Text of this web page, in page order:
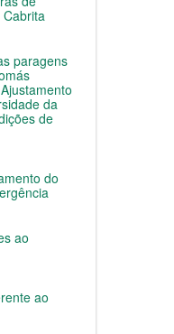
paragens
da
de
do
ao
ao